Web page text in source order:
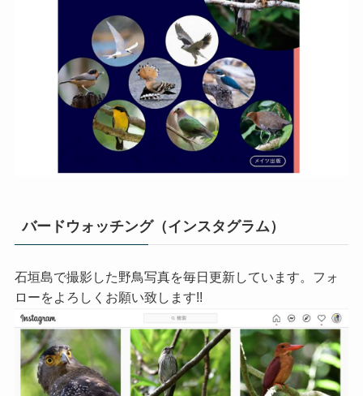
バードウォッチング（インスタグラム）
石垣島で撮影した野鳥写真を毎日更新しています。フォ
ローをよろしくお願い致します!!